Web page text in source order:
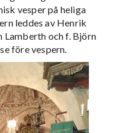
vesper på heliga
leddes av Henrik
Lamberth och f. Björn
före vespern.